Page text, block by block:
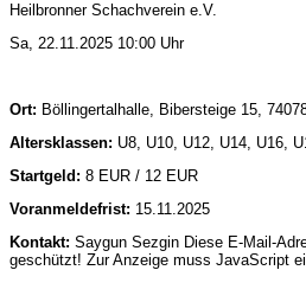
Heilbronner Schachverein e.V.
Sa, 22.11.2025 10:00 Uhr
Ort: Böllingertalhalle, Bibersteige 15,
Altersklassen: U8, U10, U12, U14, U16,
Startgeld: 8 EUR / 12 EUR
Voranmeldefrist: 15.11.2025
Kontakt: Saygun Sezgin Diese E-Mail-
geschützt! Zur Anzeige muss JavaScript